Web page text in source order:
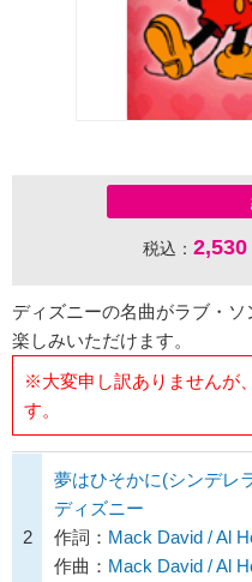
税込： 2,530
ディズニーの名曲がラブ・
楽しみいただけます。
※大変申し訳ありませんが
す。
2
夢はひそかに(シンデレ
ディズニー
作詞： Mack David / Al
作曲： Mack David / Al